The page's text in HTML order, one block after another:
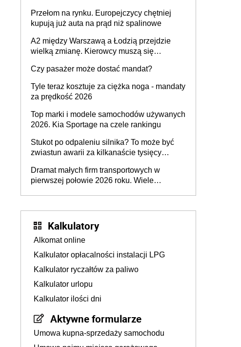
Przełom na rynku. Europejczycy chętniej
kupują już auta na prąd niż spalinowe
A2 między Warszawą a Łodzią przejdzie
wielką zmianę. Kierowcy muszą się
Czy pasażer może dostać mandat?
Tyle teraz kosztuje za ciężka noga - mandaty
za prędkość 2026
Top marki i modele samochodów używanych
2026. Kia Sportage na czele rankingu
Stukot po odpaleniu silnika? To może być
zwiastun awarii za kilkanaście tysięcy
Dramat małych firm transportowych w
pierwszej połowie 2026 roku. Wiele
Kalkulatory
Alkomat online
Kalkulator opłacalności instalacji LPG
Kalkulator ryczałtów za paliwo
Kalkulator urlopu
Kalkulator ilości dni
Aktywne formularze
Umowa kupna-sprzedaży samochodu